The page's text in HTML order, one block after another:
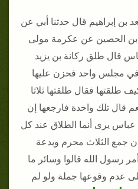
بن إبراهيم قال حدثنا أبي عن
الحصين عن عكرمة مولى
قال طلق ركانة بن يزيد
في مجلس واحد فحزن عليها
طلقتها فقال طلقتها ثلاثا
قال تلك واحدة فارجعها إن
يرى أنما الطلاق عند كل
جمع الثلاث محرم وبدعة
رسول الله قالوا وسائر ما
عدم وقوعها جملة ولو لم